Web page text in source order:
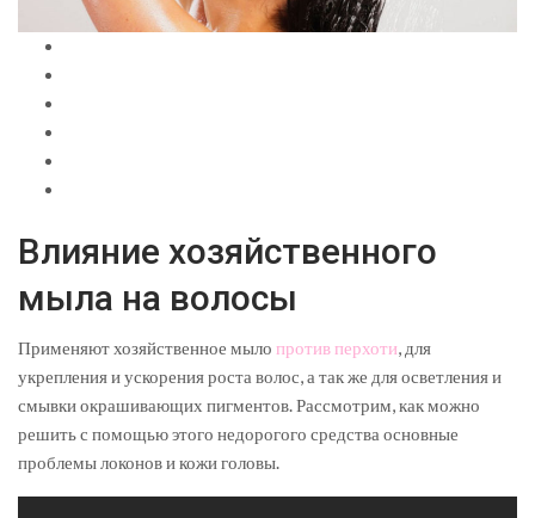
Влияние хозяйственного
мыла на волосы
Применяют хозяйственное мыло против перхоти, для
укрепления и ускорения роста волос, а так же для осветления и
смывки окрашивающих пигментов. Рассмотрим, как можно
решить с помощью этого недорогого средства основные
проблемы локонов и кожи головы.